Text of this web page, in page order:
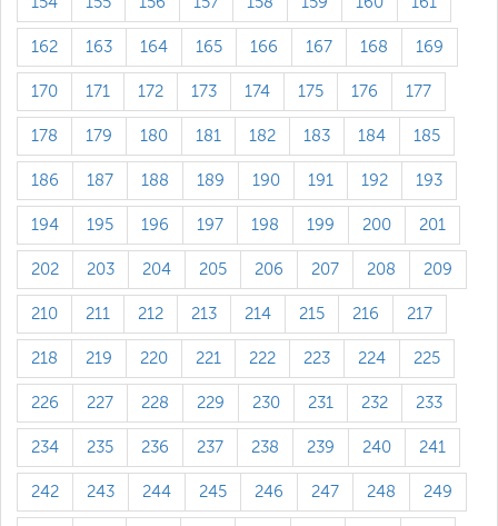
162 163 164 165 166 167 168 169
170 171 172 173 174 175 176 177
178 179 180 181 182 183 184 185
186 187 188 189 190 191 192 193
194 195 196 197 198 199 200 201
202 203 204 205 206 207 208 209
210 211 212 213 214 215 216 217
218 219 220 221 222 223 224 225
226 227 228 229 230 231 232 233
234 235 236 237 238 239 240 241
242 243 244 245 246 247 248 249